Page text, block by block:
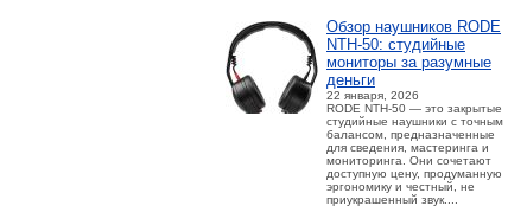
Обзор наушников RODE
NTH-50: студийные
мониторы за разумные
деньги
22 января, 2026
RODE NTH-50 — это закрытые
студийные наушники с точным
балансом, предназначенные
для сведения, мастеринга и
мониторинга. Они сочетают
доступную цену, продуманную
эргономику и честный, не
приукрашенный звук....